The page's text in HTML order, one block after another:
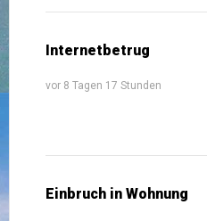
Internetbetrug
vor 8 Tagen 17 Stunden
Einbruch in Wohnung